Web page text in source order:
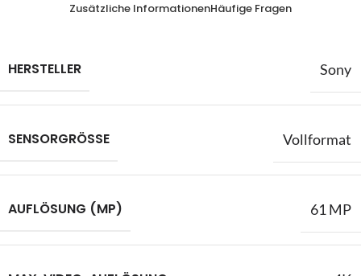
Zusätzliche InformationenHäufige Fragen
HERSTELLER Sony
SENSORGRÖSSE Vollformat
AUFLÖSUNG (MP) 61 MP